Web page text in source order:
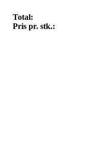
Total:
Pris pr. stk.: